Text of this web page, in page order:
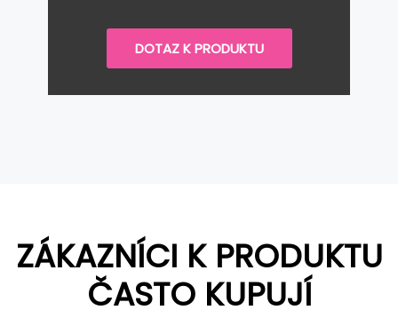
DOTAZ K PRODUKTU
ZÁKAZNÍCI K PRODUKTU
ČASTO KUPUJÍ